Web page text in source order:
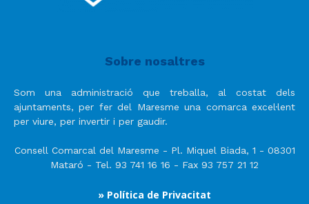
Sobre nosaltres
Som una administració que treballa, al costat dels
ajuntaments, per fer del Maresme una comarca excel·lent
per viure, per invertir i per gaudir.
Consell Comarcal del Maresme - Pl. Miquel Biada, 1 - 08301
Mataró - Tel. 93 741 16 16 - Fax 93 757 21 12
» Política de Privacitat